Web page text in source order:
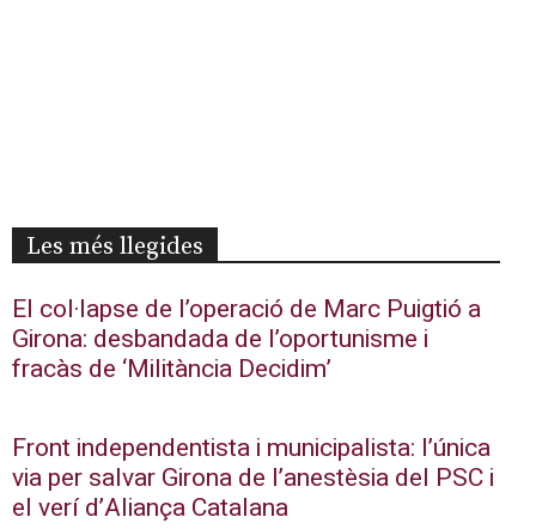
Les més llegides
El col·lapse de l’operació de Marc Puigtió a
Girona: desbandada de l’oportunisme i
fracàs de ‘Militància Decidim’
Front independentista i municipalista: l’única
via per salvar Girona de l’anestèsia del PSC i
el verí d’Aliança Catalana